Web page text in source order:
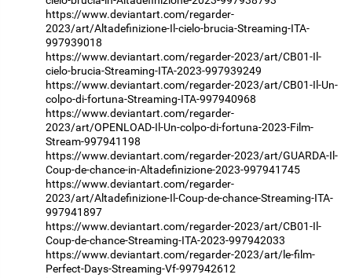
https://www.deviantart.com/regarder-
2023/art/Altadefinizione-Il-cielo-brucia-Streaming-ITA-
997939018
https://www.deviantart.com/regarder-2023/art/CB01-Il-
cielo-brucia-Streaming-ITA-2023-997939249
https://www.deviantart.com/regarder-2023/art/CB01-Il-Un-
colpo-di-fortuna-Streaming-ITA-997940968
https://www.deviantart.com/regarder-
2023/art/OPENLOAD-Il-Un-colpo-di-fortuna-2023-Film-
Stream-997941198
https://www.deviantart.com/regarder-2023/art/GUARDA-Il-
Coup-de-chance-in-Altadefinizione-2023-997941745
https://www.deviantart.com/regarder-
2023/art/Altadefinizione-Il-Coup-de-chance-Streaming-ITA-
997941897
https://www.deviantart.com/regarder-2023/art/CB01-Il-
Coup-de-chance-Streaming-ITA-2023-997942033
https://www.deviantart.com/regarder-2023/art/le-film-
Perfect-Days-Streaming-Vf-997942612